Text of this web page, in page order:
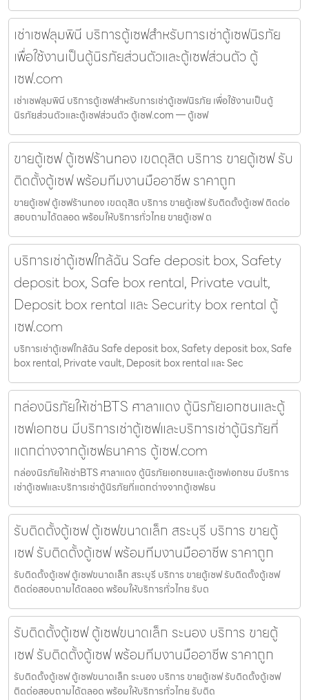
เช่าเซฟลุมพินี บริการตู้เซฟสำหรับการเช่าตู้เซฟนิรภัย
เพื่อใช้งานเป็นตู้นิรภัยส่วนตัวและตู้เซฟส่วนตัว ตู้
เซฟ.com
เช่าเซฟลุมพินี บริการตู้เซฟสำหรับการเช่าตู้เซฟนิรภัย เพื่อใช้งานเป็นตู้
นิรภัยส่วนตัวและตู้เซฟส่วนตัว ตู้เซฟ.com — ตู้เซฟ
ขายตู้เซฟ ตู้เซฟร้านทอง เขตดุสิต บริการ ขายตู้เซฟ รับ
ติดตั้งตู้เซฟ พร้อมทีมงานมืออาชีพ ราคาถูก
ขายตู้เซฟ ตู้เซฟร้านทอง เขตดุสิต บริการ ขายตู้เซฟ รับติดตั้งตู้เซฟ ติดต่อ
สอบถามได้ตลอด พร้อมให้บริการทั่วไทย ขายตู้เซฟ ต
บริการเช่าตู้เซฟใกล้ฉัน Safe deposit box, Safety
deposit box, Safe box rental, Private vault,
Deposit box rental และ Security box rental ตู้
เซฟ.com
บริการเช่าตู้เซฟใกล้ฉัน Safe deposit box, Safety deposit box, Safe
box rental, Private vault, Deposit box rental และ Sec
กล่องนิรภัยให้เช่าBTS ศาลาแดง ตู้นิรภัยเอกชนและตู้
เซฟเอกชน มีบริการเช่าตู้เซฟและบริการเช่าตู้นิรภัยที่
แตกต่างจากตู้เซฟธนาคาร ตู้เซฟ.com
กล่องนิรภัยให้เช่าBTS ศาลาแดง ตู้นิรภัยเอกชนและตู้เซฟเอกชน มีบริการ
เช่าตู้เซฟและบริการเช่าตู้นิรภัยที่แตกต่างจากตู้เซฟธน
รับติดตั้งตู้เซฟ ตู้เซฟขนาดเล็ก สระบุรี บริการ ขายตู้
เซฟ รับติดตั้งตู้เซฟ พร้อมทีมงานมืออาชีพ ราคาถูก
รับติดตั้งตู้เซฟ ตู้เซฟขนาดเล็ก สระบุรี บริการ ขายตู้เซฟ รับติดตั้งตู้เซฟ
ติดต่อสอบถามได้ตลอด พร้อมให้บริการทั่วไทย รับต
รับติดตั้งตู้เซฟ ตู้เซฟขนาดเล็ก ระนอง บริการ ขายตู้
เซฟ รับติดตั้งตู้เซฟ พร้อมทีมงานมืออาชีพ ราคาถูก
รับติดตั้งตู้เซฟ ตู้เซฟขนาดเล็ก ระนอง บริการ ขายตู้เซฟ รับติดตั้งตู้เซฟ
ติดต่อสอบถามได้ตลอด พร้อมให้บริการทั่วไทย รับติด